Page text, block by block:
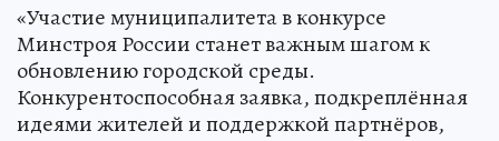
«Участие муниципалитета в конкурсе
Минстроя России станет важным шагом к
обновлению городской среды.
Конкурентоспособная заявка, подкреплённая
идеями жителей и поддержкой партнёров,